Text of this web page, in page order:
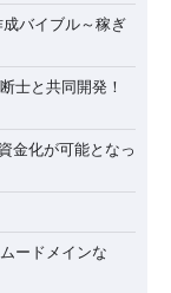
バイブル～稼ぎ
士と共同開発！
金化が可能となっ
ードメインな